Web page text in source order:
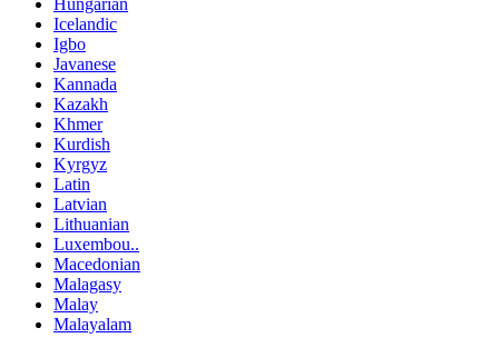
Hungarian
Icelandic
Igbo
Javanese
Kannada
Kazakh
Khmer
Kurdish
Kyrgyz
Latin
Latvian
Lithuanian
Luxembou..
Macedonian
Malagasy
Malay
Malayalam